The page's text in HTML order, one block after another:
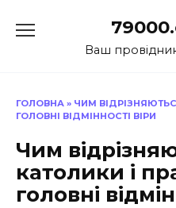
до
Ваш
ГОЛОВНА » ЧИМ
ГОЛОВНІ ВІДМІННОСТІ ВІРИ
Чим
католики і
головні